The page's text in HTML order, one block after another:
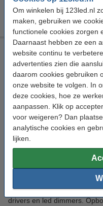
Om winkelen bij 123led.nl
maken, gebruiken we
functionele cookies zorgen
Daarnaast hebben ze een
website continu te
advertenties zien die
daarom cookies gebruiken
onze website te volgen. In
deze cookies, hoe ze
aanpassen. Klik op
voor weigeren? Dan
analytische cookies en
lijken.
€ 4,95
Bestel voordelig led
Om led panelen goed te
zijn in veel gevallen
kunt u de led panelen
deze in een
locatie.
De led paneel
Onze led paneel
opbouwframes,
drivers en led dimmers.